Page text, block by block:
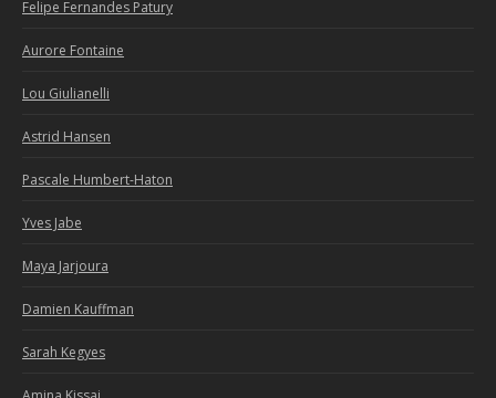
Felipe Fernandes Patury
Aurore Fontaine
Lou Giulianelli
Astrid Hansen
Pascale Humbert-Haton
Yves Jabe
Maya Jarjoura
Damien Kauffman
Sarah Kegyes